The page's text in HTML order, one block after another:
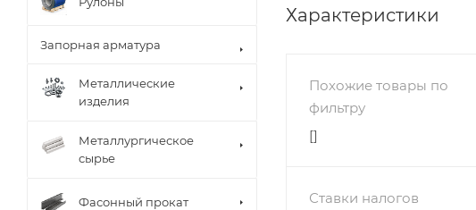
Характеристики
Похожие товары по
фильтру
[]
Ставки налогов
Запорная арматура
Металлические
изделия
Металлургическое
сырье
Фасонный прокат